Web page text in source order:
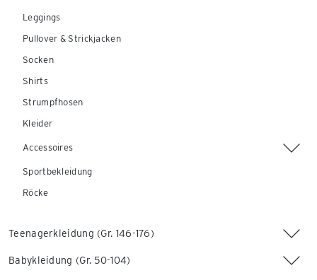
Leggings
Pullover & Strickjacken
Socken
Shirts
Strumpfhosen
Kleider
Accessoires
Sportbekleidung
Röcke
Teenagerkleidung (Gr. 146-176)
Babykleidung (Gr. 50-104)